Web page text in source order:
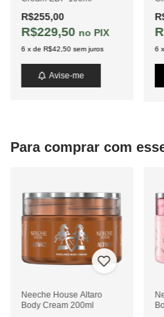
R$255,00
R$229,50 PIX
6 xde R$42,50 sem juros
Avise-me
6
Para comprar com
Neeche House Altaro
Body Cream 200ml